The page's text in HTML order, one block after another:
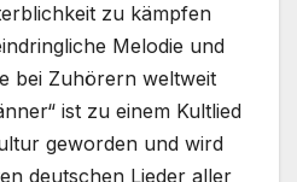
zu kämpfen
Melodie und
bei Zuhörern weltweit
ist zu einem Kultlied
geworden und wird
deutschen Lieder aller